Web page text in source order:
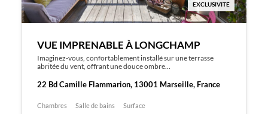
EXCLUSIVITÉ
VUE IMPRENABLE À LONGCHAMP
Imaginez-vous, confortablement installé sur une terrasse
abritée du vent, offrant une douce ombre…
22 Bd Camille Flammarion, 13001 Marseille, France
Chambres Salle de bains Surface